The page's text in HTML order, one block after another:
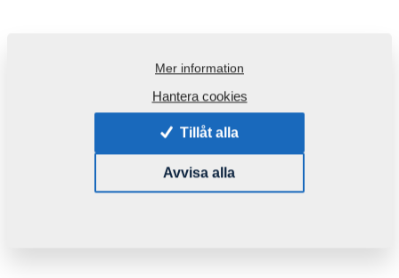
Mer information
Hantera cookies
Tillåt alla
Avvisa alla